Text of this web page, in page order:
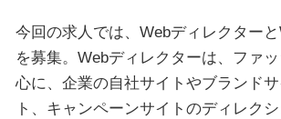
今回の求人では、Webディレクター
を募集。Webディレクターは、ファ
心に、企業の自社サイトやブランド
ト、キャンペーンサイトのディレク